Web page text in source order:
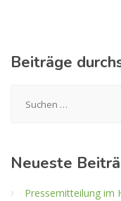
Beiträge
nach:
Neueste
Pressemitteilung im